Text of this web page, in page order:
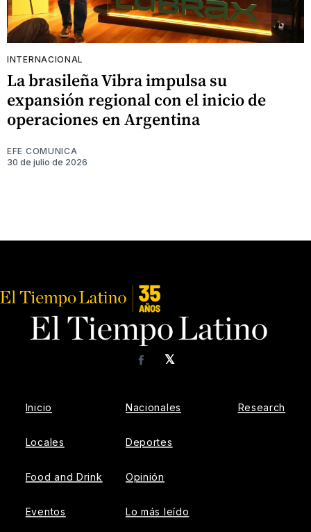
INTERNACIONAL
La brasileña Vibra impulsa su
expansión regional con el inicio de
operaciones en Argentina
EFE COMUNICA
30 de julio de 2026
𝕏
Facebook
Inicio
Locales
Food and Drink
Eventos
Nacionales
Deportes
Opinión
Lo más leído
Research